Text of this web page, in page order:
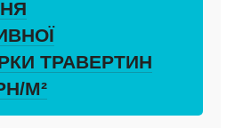
ТРАВЕРТИН
М²